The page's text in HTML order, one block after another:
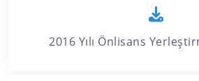
2016 Yılı Önlisans